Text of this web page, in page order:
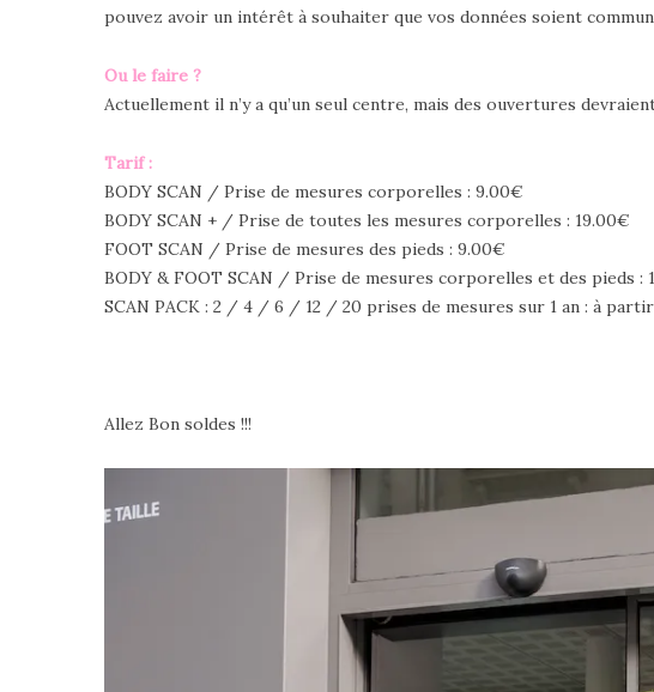
pouvez avoir un intérêt à souhaiter que vos données soient
Ou le faire ?
Actuellement il n’y a qu’un seul centre, mais des ouvertures
Tarif :
BODY SCAN / Prise de mesures corporelles : 9.00€
BODY SCAN + / Prise de toutes les mesures corporelles : 19.00€
FOOT SCAN / Prise de mesures des pieds : 9.00€
BODY & FOOT SCAN / Prise de mesures corporelles et des pieds :
SCAN PACK : 2 / 4 / 6 / 12 / 20 prises de mesures sur 1 an : à
Allez Bon soldes !!!